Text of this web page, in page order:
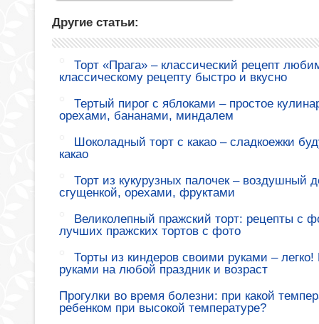
Другие статьи:
Торт «Прага» – классический рецепт
классическому рецепту быстро и вкусно
Тертый пирог с яблоками – простое
орехами, бананами, миндалем
Шоколадный торт с какао – сладкоежки
какао
Торт из кукурузных палочек – воздушный
сгущенкой, орехами, фруктами
Великолепный пражский торт: рецепты с
лучших пражских тортов с фото
Торты из киндеров своими руками –
руками на любой праздник и возраст
Прогулки во время болезни: при какой
ребенком при высокой температуре?